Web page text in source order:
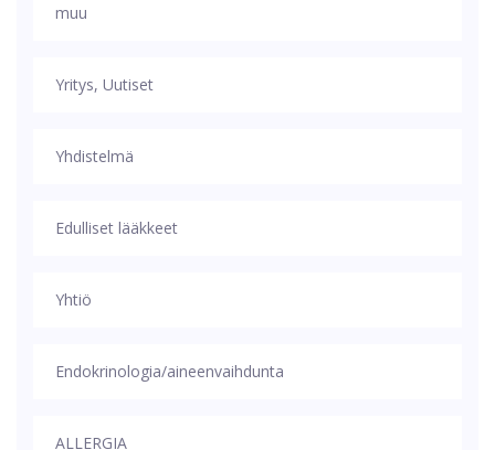
muu
Yritys, Uutiset
Yhdistelmä
Edulliset lääkkeet
Yhtiö
Endokrinologia/aineenvaihdunta
ALLERGIA